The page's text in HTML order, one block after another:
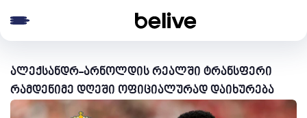
ალექსანდრ-არნოლდის რეალში ტრანსფერი
რამდენიმე დღეში ოფიციალურად დაიხურება